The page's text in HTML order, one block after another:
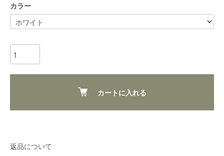
カラー
カートに入れる
返品について